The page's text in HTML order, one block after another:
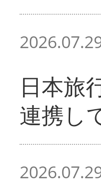
日本旅
連携し